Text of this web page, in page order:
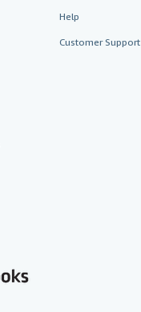
Help
Customer Support